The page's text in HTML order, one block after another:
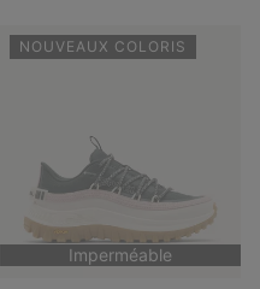
NOUVEAUX COLORIS
Imperméable